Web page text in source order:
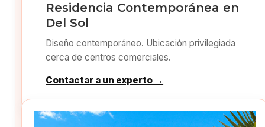
Residencia Contemporánea en
Del Sol
Diseño contemporáneo. Ubicación privilegiada
cerca de centros comerciales.
Contactar a un experto →